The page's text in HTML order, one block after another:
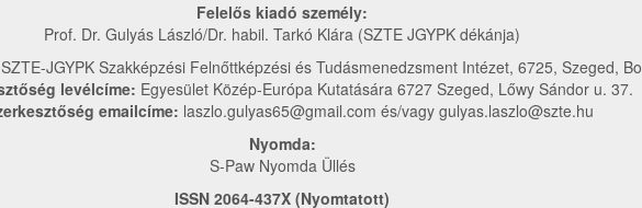
Felelős kiadó személy:
Prof. Dr. Gulyás László/Dr. habil. Tarkó Klára (SZTE JGYPK dékánja)
SZTE-JGYPK Szakképzési Felnőttképzési és Tudásmenedzsment Intézet, 6725, Szeged,
levélcíme: Egyesület Közép-Európa Kutatására 6727 Szeged, Lőwy Sándor u. 37.
emailcíme: laszlo.gulyas65@gmail.com és/vagy gulyas.laszlo@szte.hu
Nyomda:
S-Paw Nyomda Üllés
ISSN 2064-437X (Nyomtatott)